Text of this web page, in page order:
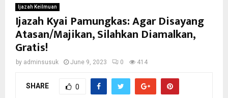
Ijazah Keilmuan
Ijazah Kyai Pamungkas: Agar Disayang
Atasan/Majikan, Silahkan Diamalkan,
Gratis!
by adminsusuk June 9, 2023 0 414
SHARE 0